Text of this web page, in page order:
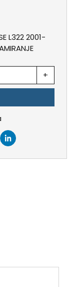
L322 2001-
+